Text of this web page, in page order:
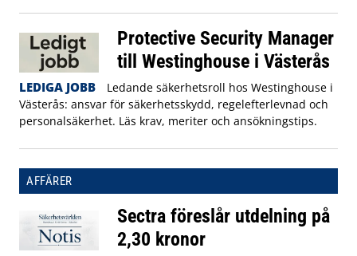
Protective Security Manager
till Westinghouse i Västerås
LEDIGA JOBB
Ledande säkerhetsroll hos Westinghouse i
Västerås: ansvar för säkerhetsskydd, regelefterlevnad och
personalsäkerhet. Läs krav, meriter och ansökningstips.
AFFÄRER
Sectra föreslår utdelning på
2,30 kronor